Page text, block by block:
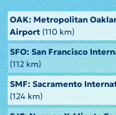
OAK: Metropolitan
Airport (110 km)
SFO: San Francisco
(112 km)
SMF: Sacramento
(124 km)